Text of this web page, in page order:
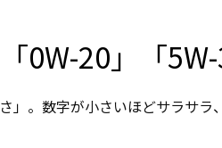
0W-20」「
」。数字が小さいほどサラサラ